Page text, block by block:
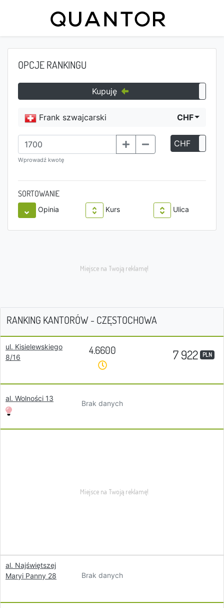
OPCJE RANKINGU
Kupuję
Frank szwajcarski CHF
Wprowadź kwotę
CHF
SORTOWANIE
Opinia Kurs Ulica
RANKING KANTORÓW - CZĘSTOCHOWA
ul. Kisielewskiego
8/16
4.6600 7 922 PLN
al. Wolności 13
Brak danych
al. Najświętszej
Maryi Panny 28
Brak danych